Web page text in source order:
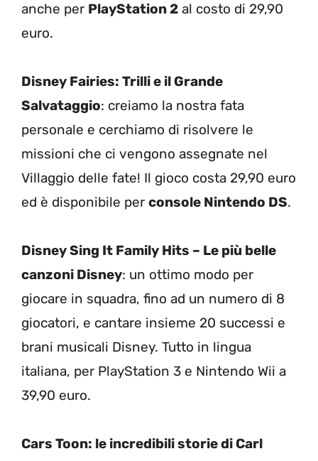
anche per PlayStation 2 al costo di 29,90
euro.
Disney Fairies: Trilli e il Grande
Salvataggio: creiamo la nostra fata
personale e cerchiamo di risolvere le
missioni che ci vengono assegnate nel
Villaggio delle fate! Il gioco costa 29,90 euro
ed è disponibile per console Nintendo DS.
Disney Sing It Family Hits – Le più belle
canzoni Disney: un ottimo modo per
giocare in squadra, fino ad un numero di 8
giocatori, e cantare insieme 20 successi e
brani musicali Disney. Tutto in lingua
italiana, per PlayStation 3 e Nintendo Wii a
39,90 euro.
Cars Toon: le incredibili storie di Carl